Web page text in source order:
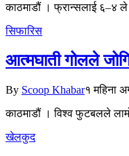
काठमाडौं । फ्रान्सलाई ६–४ ले
सिफारिस
आत्मघाती गोलले
By Scoop Khabar१ महिना
काठमाडौं । विश्व फुटबलले
खेलकुद